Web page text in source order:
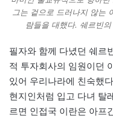
그는 겉으로 드러나지 않는
람들을 대했다. 쉐르빈
필자와 함께 다녔던 쉐르
적 투자회사의 임원이던
있어 우리나라에 친숙했
현지인처럼 입고 다녀 탈
르면 인접국 이란은 아프